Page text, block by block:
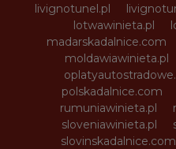
livignotunel.pl
lotwawinieta.pl
madarskadalnice.com
moldawiawinieta.pl
polskadalnice.com
rumuniawinieta.pl
sloveniawinieta.pl
slovinskadalnice.com